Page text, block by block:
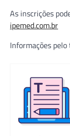
As inscrições
ipemed.com.br
Informações